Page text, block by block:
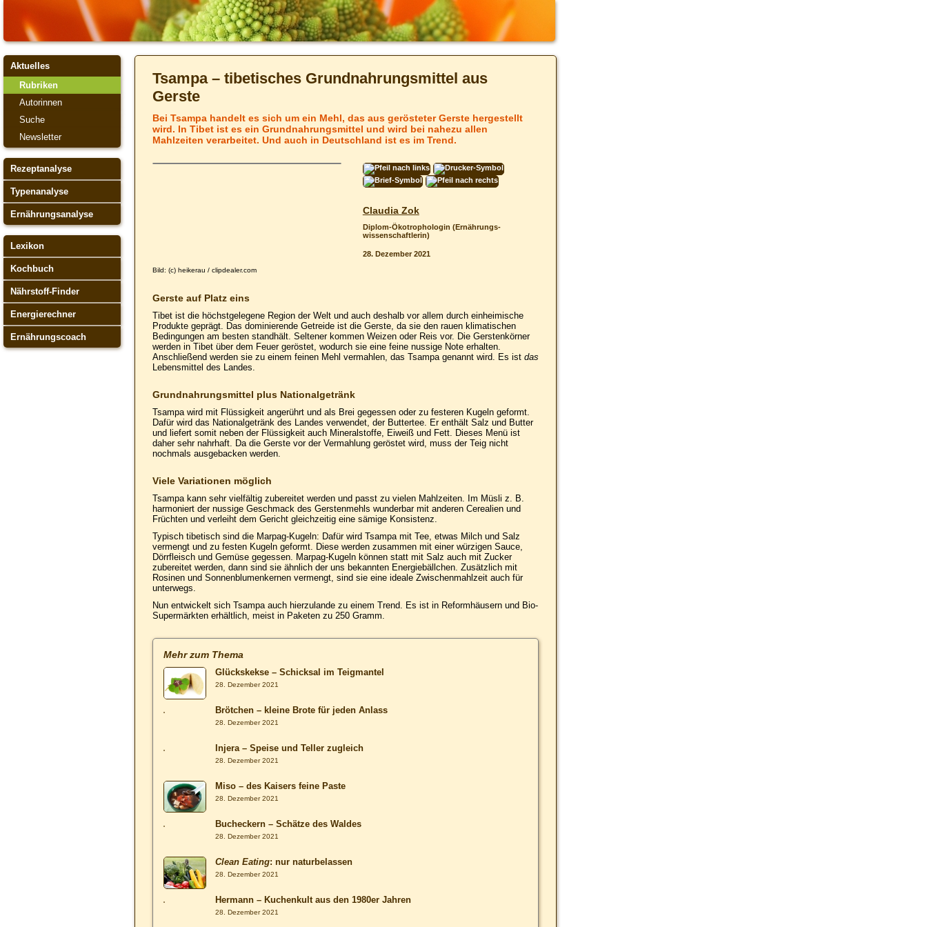
Aktuelles
Rubriken
Autorinnen
Suche
Newsletter
Rezeptanalyse
Typenanalyse
Ernährungsanalyse
Lexikon
Kochbuch
Nährstoff-Finder
Energierechner
Ernährungscoach
Tsampa – tibetisches Grundnahrungsmittel aus
Gerste
Bei Tsampa handelt es sich um ein Mehl, das aus gerösteter Gerste hergestellt
wird. In Tibet ist es ein Grundnahrungsmittel und wird bei nahezu allen
Mahlzeiten verarbeitet. Und auch in Deutschland ist es im Trend.
Claudia Zok
Diplom-Ökotrophologin (Ernährungs­
wissenschaftlerin)
28. Dezember 2021
Bild: (c) heikerau / clipdealer.com
Gerste auf Platz eins
Tibet ist die höchstgelegene Region der Welt und auch deshalb vor allem durch einheimische
Produkte geprägt. Das dominierende Getreide ist die Gerste, da sie den rauen klimatischen
Bedingungen am besten standhält. Seltener kommen Weizen oder Reis vor. Die Gerstenkörner
werden in Tibet über dem Feuer geröstet, wodurch sie eine feine nussige Note erhalten.
Anschließend werden sie zu einem feinen Mehl vermahlen, das Tsampa genannt wird. Es ist das
Lebensmittel des Landes.
Grundnahrungsmittel plus Nationalgetränk
Tsampa wird mit Flüssigkeit angerührt und als Brei gegessen oder zu festeren Kugeln geformt.
Dafür wird das Nationalgetränk des Landes verwendet, der Buttertee. Er enthält Salz und Butter
und liefert somit neben der Flüssigkeit auch Mineralstoffe, Eiweiß und Fett. Dieses Menü ist
daher sehr nahrhaft. Da die Gerste vor der Vermahlung geröstet wird, muss der Teig nicht
nochmals ausgebacken werden.
Viele Variationen möglich
Tsampa kann sehr vielfältig zubereitet werden und passt zu vielen Mahlzeiten. Im Müsli z. B.
harmoniert der nussige Geschmack des Gerstenmehls wunderbar mit anderen Cerealien und
Früchten und verleiht dem Gericht gleichzeitig eine sämige Konsistenz.
Typisch tibetisch sind die Marpag-Kugeln: Dafür wird Tsampa mit Tee, etwas Milch und Salz
vermengt und zu festen Kugeln geformt. Diese werden zusammen mit einer würzigen Sauce,
Dörrfleisch und Gemüse gegessen. Marpag-Kugeln können statt mit Salz auch mit Zucker
zubereitet werden, dann sind sie ähnlich der uns bekannten Energiebällchen. Zusätzlich mit
Rosinen und Sonnenblumenkernen vermengt, sind sie eine ideale Zwischenmahlzeit auch für
unterwegs.
Nun entwickelt sich Tsampa auch hierzulande zu einem Trend. Es ist in Reformhäusern und Bio-
Supermärkten erhältlich, meist in Paketen zu 250 Gramm.
Mehr zum Thema
Glückskekse – Schicksal im Teigmantel
28. Dezember 2021
Brötchen – kleine Brote für jeden Anlass
28. Dezember 2021
Injera – Speise und Teller zugleich
28. Dezember 2021
Miso – des Kaisers feine Paste
28. Dezember 2021
Bucheckern – Schätze des Waldes
28. Dezember 2021
Clean Eating: nur naturbelassen
28. Dezember 2021
Hermann – Kuchenkult aus den 1980er Jahren
28. Dezember 2021